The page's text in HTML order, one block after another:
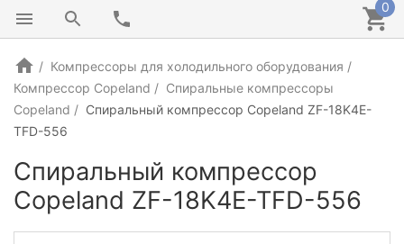
0
Компрессоры для холодильного оборудования
Компрессор Copeland
Спиральные компрессоры
Copeland
Спиральный компрессор Copeland ZF-18K4E-
TFD-556
Спиральный компрессор
Copeland ZF-18K4E-TFD-556